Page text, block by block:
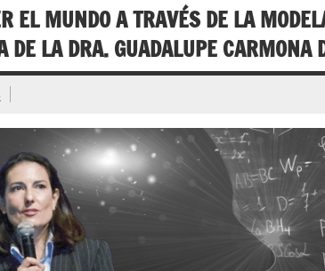
EL MUNDO A TRAVÉS DE LA
DE LA DRA. GUADALUPE CARMONA